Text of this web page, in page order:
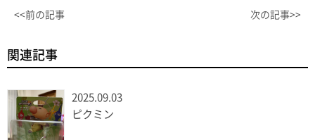
<<前の記事 次の記事>>
関連記事
2025.09.03
ピクミン